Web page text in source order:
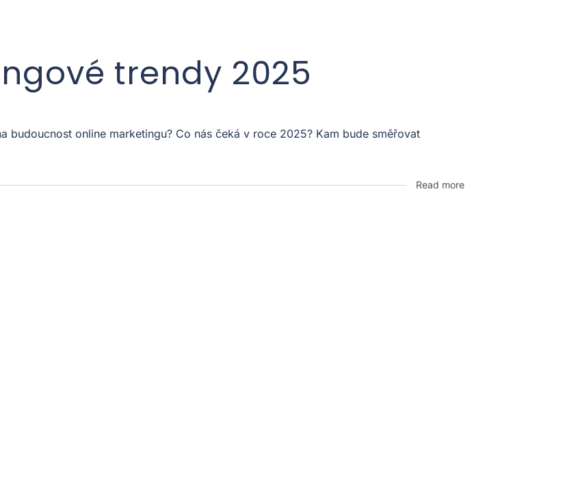
trendy 2025
online marketingu? Co nás čeká v roce 2025? Kam bude směřovat
Read more